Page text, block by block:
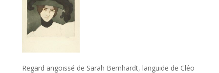
Regard angoissé de Sarah Bernhardt, languide de Cléo